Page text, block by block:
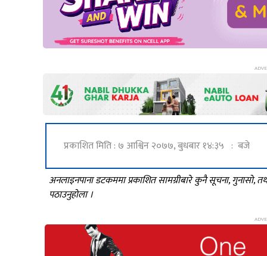
प्रकाशित मिति : ७ आश्विन २०७७, बुधबार १४:३५ : बजे
अनलाइनपाना डटकममा प्रकाशित सामग्रीबारे कुनै सूचना, गुनासो,
पठाउनुहोला ।